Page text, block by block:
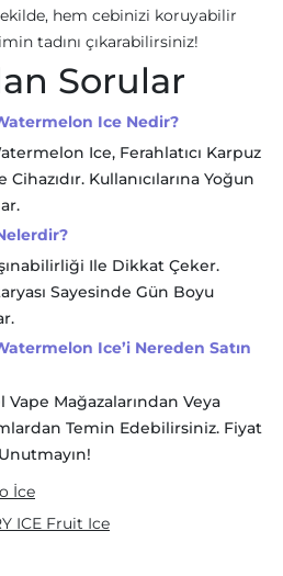
hem cebinizi koruyabilir
tadını çıkarabilirsiniz!
Sorular
Ice Nedir?
Ice, Ferahlatıcı Karpuz
Kullanıcılarına Yoğun
Ile Dikkat Çeker.
Sayesinde Gün Boyu
Ice’i Nereden Satın
Mağazalarından Veya
Temin Edebilirsiniz. Fiyat
İce
ICE Fruit Ice